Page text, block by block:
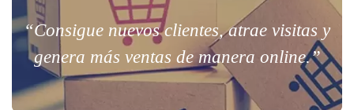
“Consigue nuevos clientes, atrae visitas y
genera más ventas de manera online.”